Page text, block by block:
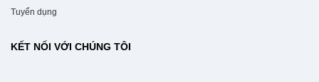
Tuyển dụng
KẾT NỐI VỚI CHÚNG TÔI